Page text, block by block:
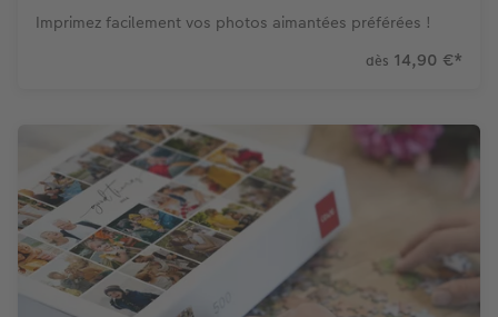
Imprimez facilement vos photos aimantées préférées !
dès 14,90 €*